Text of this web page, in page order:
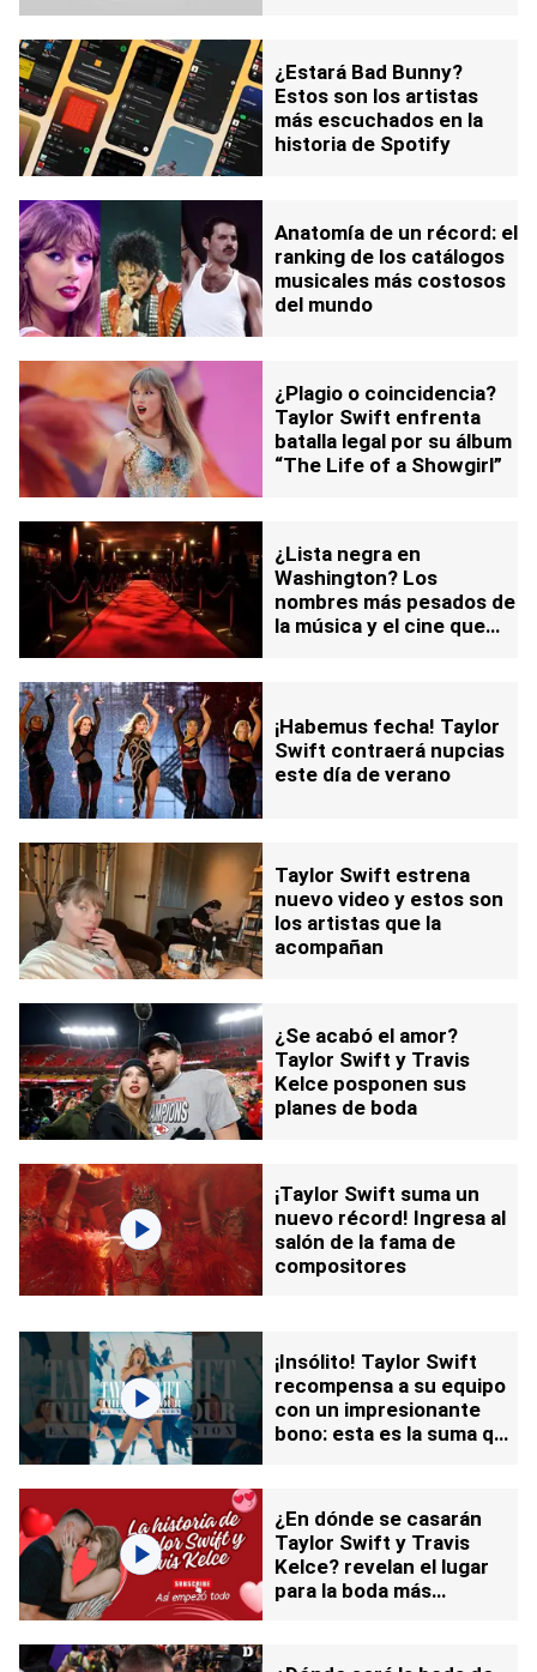
¿Estará Bad Bunny?
Estos son los artistas
más escuchados en la
historia de Spotify
Anatomía de un récord: el
ranking de los catálogos
musicales más costosos
del mundo
¿Plagio o coincidencia?
Taylor Swift enfrenta
batalla legal por su álbum
“The Life of a Showgirl”
¿Lista negra en
Washington? Los
nombres más pesados de
la música y el cine que
¡Habemus fecha! Taylor
Swift contraerá nupcias
este día de verano
Taylor Swift estrena
nuevo video y estos son
los artistas que la
acompañan
¿Se acabó el amor?
Taylor Swift y Travis
Kelce posponen sus
planes de boda
¡Taylor Swift suma un
nuevo récord! Ingresa al
salón de la fama de
compositores
¡Insólito! Taylor Swift
recompensa a su equipo
con un impresionante
bono: esta es la suma que
¿En dónde se casarán
Taylor Swift y Travis
Kelce? revelan el lugar
para la boda más